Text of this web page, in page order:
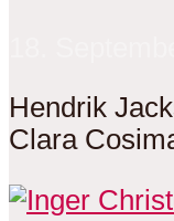
Hendrik
Clara